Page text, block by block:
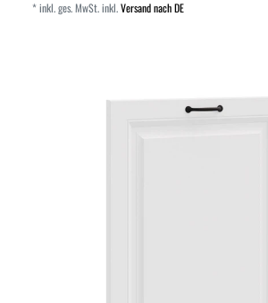
*inkl. ges. MwSt.inkl.Versand nach DE